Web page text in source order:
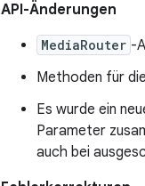
API-Änderungen
MediaRouter -
Methoden für
Es wurde ein
Parameter
auch bei